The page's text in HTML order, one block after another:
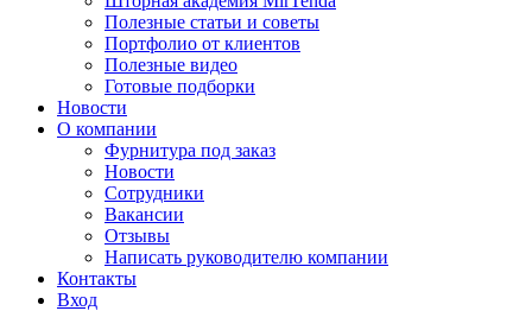
Полезные статьи и советы
Портфолио от клиентов
Полезные видео
Готовые подборки
Новости
О компании
Фурнитура под заказ
Новости
Сотрудники
Вакансии
Отзывы
Написать руководителю компании
Контакты
Вход